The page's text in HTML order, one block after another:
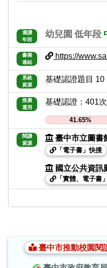
適讀
年段
幼兒園 低年段
書摘
連結
https://
系統
資源
基礎認證題目 10
推廣
運用
基礎認證：401
41.65%
閱讀
資源
臺中市立圖書
「電子書」快搜
國立公共資訊
「實體、電子書
臺中市推動校園閱